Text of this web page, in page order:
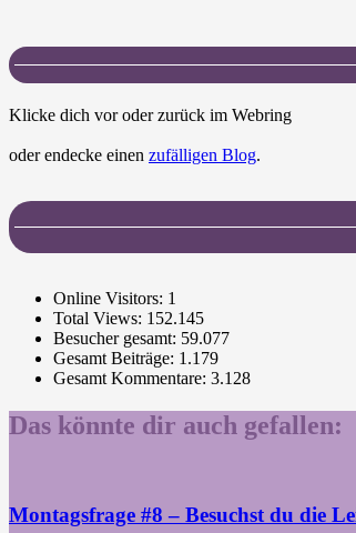
Klicke dich vor oder zurück im Webring
oder endecke einen zufälligen Blog.
Online Visitors: 1
Total Views: 152.145
Besucher gesamt: 59.077
Gesamt Beiträge: 1.179
Gesamt Kommentare: 3.128
Das könnte dir auch gefallen:
Montagsfrage #8 – Besuchst du die